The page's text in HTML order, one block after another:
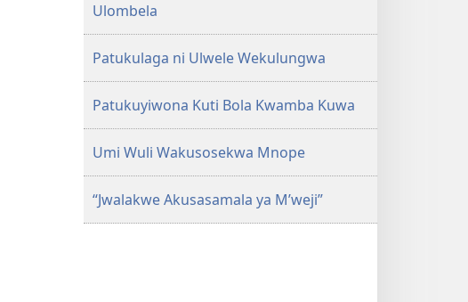
Ulombela
Patukulaga ni Ulwele Wekulungwa
Patukuyiwona Kuti Bola Kwamba Kuwa
Umi Wuli Wakusosekwa Mnope
“Jwalakwe Akusasamala ya M’weji”